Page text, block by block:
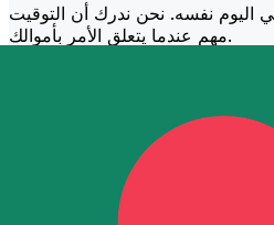
اليوم نفسه. نحن ندرك أن التوقيت
مهم عندما يتعلق الأمر بأموالك.